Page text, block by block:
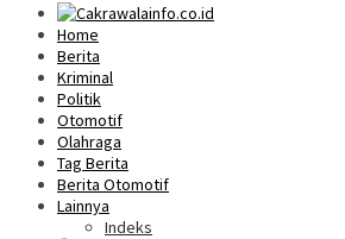
Home
Berita
Kriminal
Politik
Otomotif
Olahraga
Tag Berita
Berita Otomotif
Lainnya
Indeks